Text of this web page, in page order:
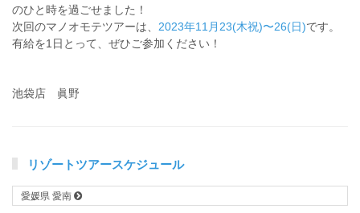
のひと時を過ごせました！
次回のマノオモテツアーは、 2023年11月23(木祝)〜26(日)です。
有給を1日とって、ぜひご参加ください！
池袋店 眞野
リゾートツアースケジュール
愛媛県 愛南